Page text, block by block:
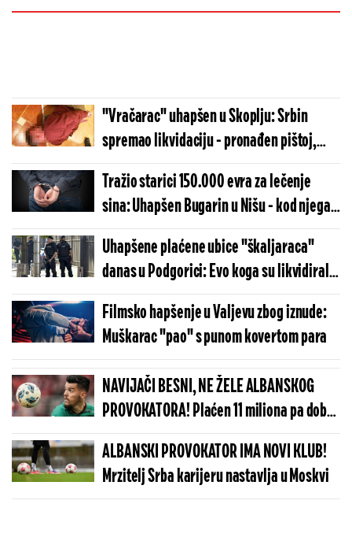
"Vračarac" uhapšen u Skoplju: Srbin
spremao likvidaciju - pronađen pištoj,
municija, uniforma, vojni nož... (FOTO)
Tražio starici 150.000 evra za lečenje
sina: Uhapšen Bugarin u Nišu - kod njega
pronađen i plen
Uhapšene plaćene ubice "škaljaraca"
danas u Podgorici: Evo koga su likvidirali
prošle godine (FOTO)
Filmsko hapšenje u Valjevu zbog iznude:
Muškarac "pao" s punom kovertom para
NAVIJAČI BESNI, NE ŽELE ALBANSKOG
PROVOKATORA! Plaćen 11 miliona pa dobio
brutalnu poruku
ALBANSKI PROVOKATOR IMA NOVI KLUB!
Mrzitelj Srba karijeru nastavlja u Moskvi